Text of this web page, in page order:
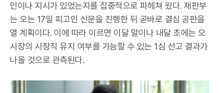
인이나 지시가 있었는지를 집중적으로 파헤쳐 왔다. 재판부
는 오는 17일 피고인 신문을 진행한 뒤 곧바로 결심 공판을
열 계획이다. 이에 따라 이르면 이달 말이나 내달 초에는 오
시장의 시장직 유지 여부를 가늠할 수 있는 1심 선고 결과가
나올 것으로 관측된다.